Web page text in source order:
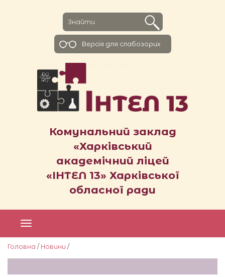
Комунальний заклад
«Харківський
академічний ліцей
«ІНТЕЛ 13» Харківської
обласної ради
Версiя для слабозорих
Головна / Новини /